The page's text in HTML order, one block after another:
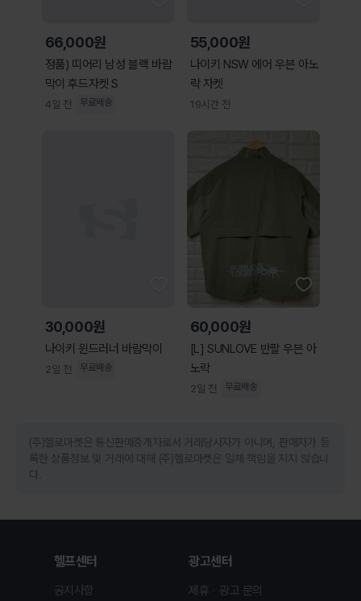
66,000원
정품) 띠어리 남성 블랙 바람
막이 후드자켓 S
4일 전 무료배송
55,000원
나이키 NSW 에어 우븐 아노
락 자켓
19시간 전
30,000원
나이키 윈드러너 바람막이
2일 전 무료배송
60,000원
[L] SUNLOVE 반팔 우븐 아
노락
2일 전 무료배송
(주)헬로마켓은 통신판매중개자로서 거래당사자가 아니며, 판매자가 등
록한 상품정보 및 거래에 대해 (주)헬로마켓은 일체 책임을 지지 않습니
다.
헬프센터
공지사항
광고센터
제휴ㆍ광고 문의